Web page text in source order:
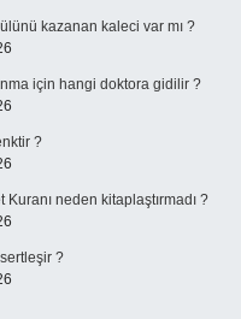
kazanan kaleci var mı ?
için hangi doktora gidilir ?
?
Kuranı neden kitaplaştırmadı ?
?